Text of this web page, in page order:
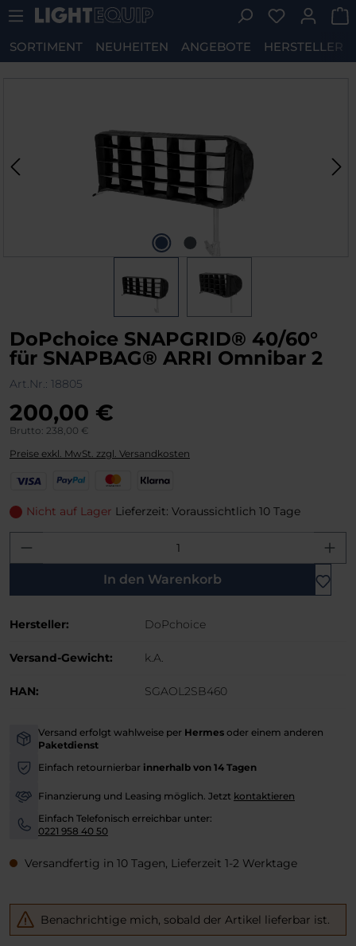
Zum Hauptinhalt springen Du hast 0
SORTIMENT NEUHEITEN ANGEBOTE HERSTELLER
DoPchoice SNAPGRID® 40/60°
für SNAPBAG® ARRI Omnibar 2
Art.Nr.: 18805
200,00 €
Brutto: 238,00 €
Preise exkl. MwSt. zzgl. Versandkosten
s
P
y
l
s
r
a
K
a
a
Nicht auf Lager Lieferzeit: Voraussichtlich 10 Tage
Produkt Anzahl: Gib den
In den Warenkorb
Hersteller: DoPchoice
Versand-Gewicht: k.A.
HAN: SGAOL2SB460
-
Versand erfolgt wahlweise per Hermes oder einem anderen
Paketdienst
-
Einfach retournierbar innerhalb von 14 Tagen
-
Finanzierung und Leasing möglich. Jetzt kontaktieren
-
Einfach Telefonisch erreichbar unter:
0221 958 40 50
Versandfertig in 10 Tagen, Lieferzeit 1-2 Werktage
Benachrichtige mich, sobald der Artikel lieferbar ist.